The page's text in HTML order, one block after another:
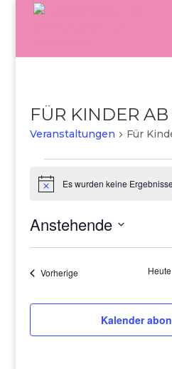
FÜR KINDER
Veranstaltungen Für
HinweisEs wurden keine
Anstehende
VorherigeVeranstaltungen Heute
Kalender